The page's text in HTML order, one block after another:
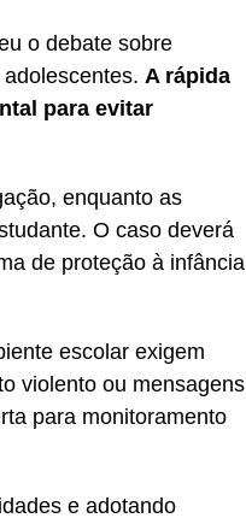
o debate sobre
A rápida
para evitar
enquanto as
O caso deverá
de proteção à infância
escolar exigem
violento ou mensagens
para monitoramento
e adotando